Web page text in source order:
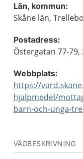
Län, kommun:
Skåne län,
Postadress:
Östergatan 77-
Webbplats:
https://
hjalpmedel/
barn-och-unga-
VÄGBESKRIVNING